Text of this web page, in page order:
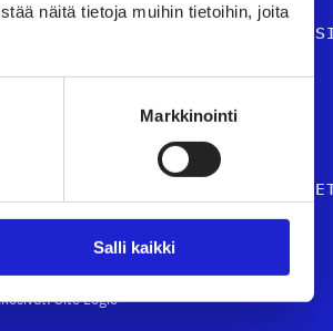
näitä tietoja muihin tietoihin, joita
Markkinointi
Salli kaikki
PALVELUT JA TIETOA
TUTUSTU JÄSENYRITYKSIIMME
VAIKUTTAMINEN
LIITON HENKILÖSTÖ &
Site Logic